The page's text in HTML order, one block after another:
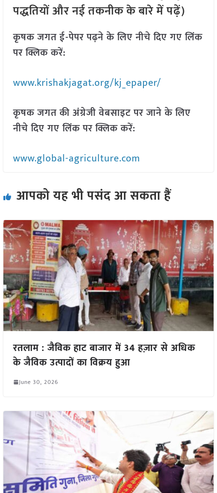
पद्धतियों और नई तकनीक के बारे में पढ़ें)
कृषक जगत ई-पेपर पढ़ने के लिए नीचे दिए गए लिंक
पर क्लिक करें:
www.krishakjagat.org/kj_epaper/
कृषक जगत की अंग्रेजी वेबसाइट पर जाने के लिए
नीचे दिए गए लिंक पर क्लिक करें:
www.global-agriculture.com
आपको यह भी पसंद आ सकता हैं
रतलाम : जैविक हाट बाजार में 34 हज़ार से अधिक
के जैविक उत्पादों का विक्रय हुआ
June 30, 2026